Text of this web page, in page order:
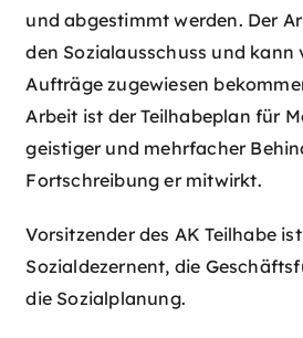
und abgestimmt werden. Der
den Sozialausschuss und kann
Aufträge zugewiesen
Arbeit ist der Teilhabeplan für
geistiger und mehrfacher
Fortschreibung er mitwirkt.
Vorsitzender des AK Teilhabe
Sozialdezernent, die
die Sozialplanung.